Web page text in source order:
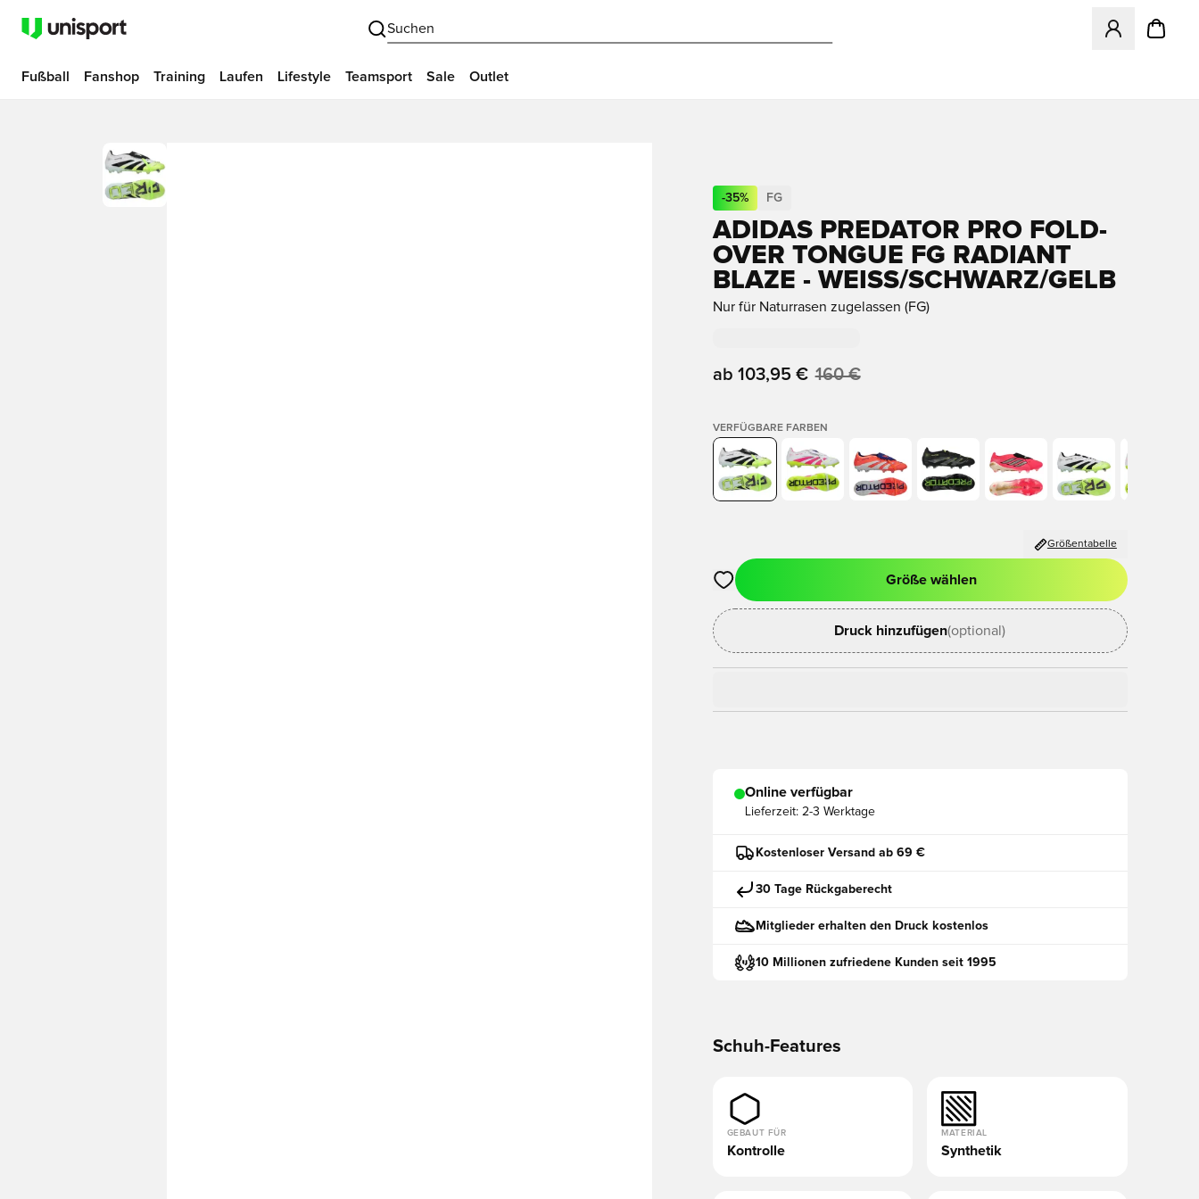
Suchen
Öffnet ein
Fußball Fanshop Training Laufen Lifestyle Teamsport Sale Outlet
-35% FG
ADIDAS PREDATOR PRO FOLD-
OVER TONGUE FG RADIANT
BLAZE - WEISS/SCHWARZ/GELB
Nur für Naturrasen zugelassen (FG)
ab 103,95 € 160 €
VERFÜGBARE FARBEN
Größentabelle
Öffnet ein neues Fenster zum Anmelden oder Registrieren als Mitglied
Größe wählen
Druck hinzufügen(optional)
Online verfügbar
Lieferzeit: 2-3 Werktage
Kostenloser Versand ab 69 €
30 Tage Rückgaberecht
Mitglieder erhalten den Druck kostenlos
10 Millionen zufriedene Kunden seit 1995
Schuh-Features
GEBAUT FÜR
Kontrolle
MATERIAL
Synthetik